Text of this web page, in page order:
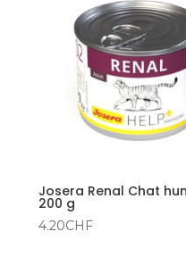
Josera Renal Chat
200 g
4.20CHF